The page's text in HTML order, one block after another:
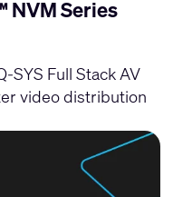
NVM Series
SYS Full Stack AV
video distribution